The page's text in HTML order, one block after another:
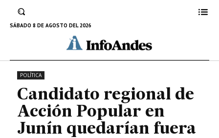
SÁBADO 8 DE AGOSTO DEL 2026fuera de carrera
27 DE JUNIO DE 2022
POLÍTICA
Candidato regional de
Acción Popular en
Junín quedarían fuera